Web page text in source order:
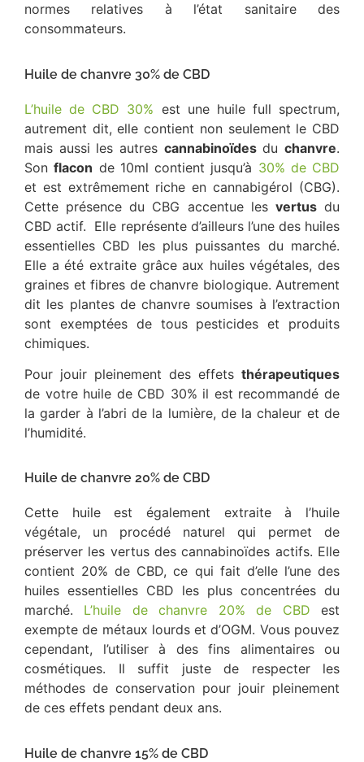
normes relatives à l’état sanitaire des
consommateurs.
Huile de chanvre 30% de CBD
L’huile de CBD 30% est une huile full spectrum,
autrement dit, elle contient non seulement le CBD
mais aussi les autres cannabinoïdesduchanvre.
Sonflacon de 10ml contient jusqu’à 30% de CBD
et est extrêmement riche en cannabigérol (CBG).
Cette présence du CBG accentue les vertusdu
CBD actif. Elle représente d’ailleurs l’une des huiles
essentielles CBD les plus puissantes du marché.
Elle a été extraite grâce aux huiles végétales, des
graines et fibres de chanvre biologique. Autrement
dit les plantes de chanvre soumises à l’extraction
sont exemptées de tous pesticides et produits
chimiques.
Pour jouir pleinement des effets thérapeutiques
de votre huile de CBD 30% il est recommandé de
la garder à l’abri de la lumière, de la chaleur et de
l’humidité.
Huile de chanvre 20% de CBD
Cette huile est également extraite à l’huile
végétale, un procédé naturel qui permet de
préserver les vertus des cannabinoïdes actifs. Elle
contient 20% de CBD, ce qui fait d’elle l’une des
huiles essentielles CBD les plus concentrées du
marché. L’huile de chanvre 20% de CBD est
exempte de métaux lourds et d’OGM. Vous pouvez
cependant, l’utiliser à des fins alimentaires ou
cosmétiques. Il suffit juste de respecter les
méthodes de conservation pour jouir pleinement
de ces effets pendant deux ans.
Huile de chanvre 15% de CBD